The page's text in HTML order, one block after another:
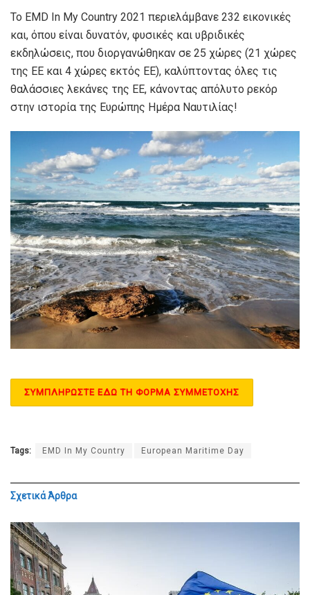
Το EMD In My Country 2021 περιελάμβανε 232 εικονικές
και, όπου είναι δυνατόν, φυσικές και υβριδικές
εκδηλώσεις, που διοργανώθηκαν σε 25 χώρες (21 χώρες
της ΕΕ και 4 χώρες εκτός ΕΕ), καλύπτοντας όλες τις
θαλάσσιες λεκάνες της ΕΕ, κάνοντας απόλυτο ρεκόρ
στην ιστορία της Ευρώπης Ημέρα Ναυτιλίας!
ΣΥΜΠΛΗΡΩΣΤΕ ΕΔΩ ΤΗ ΦΟΡΜΑ ΣΥΜΜΕΤΟΧΗΣ
Tags: EMD In My Country European Maritime Day
ΣχετικάΆρθρα